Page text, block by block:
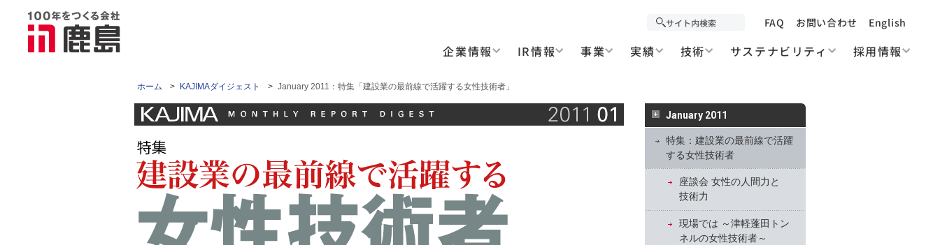
FAQ お問い合わせ English
企業情報 IR情報 事業 実績 技術 サステナビリティ 採用情報
ホーム > KAJIMAダイジェスト > January 2011：特集「建設業の最前線で活躍する女性技術者」
January 2011
特集：建設業の最前線で活躍
する女性技術者
座談会 女性の人間力と
技術力
現場では ～津軽蓬田トン
ネルの女性技術者～